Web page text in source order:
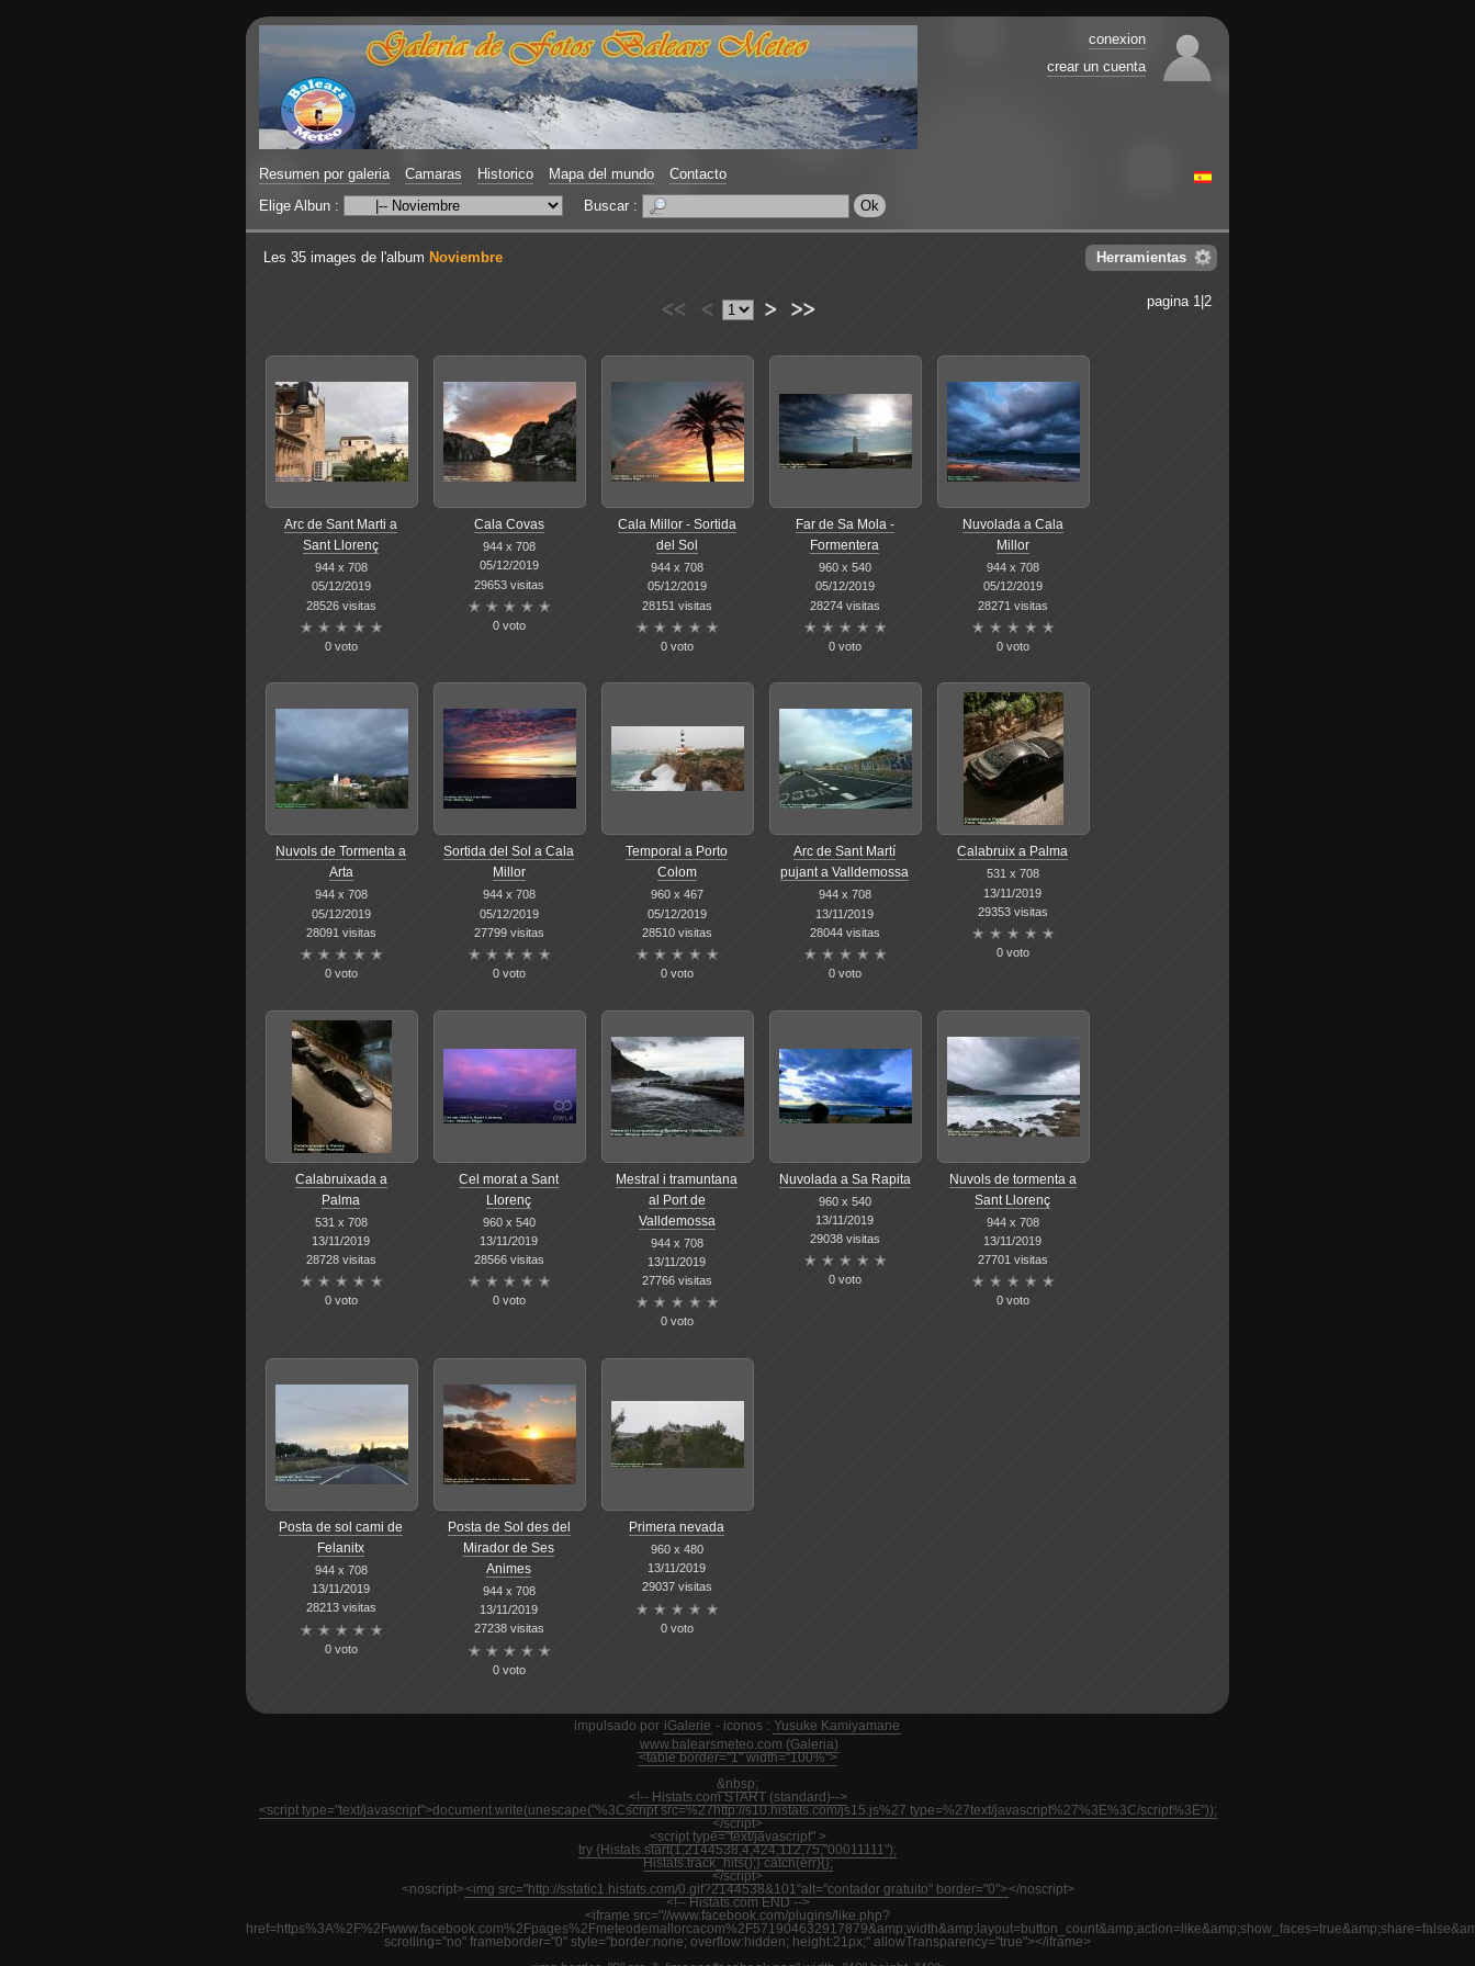
conexion
crear un cuenta
Resumen por galeria Camaras Historico Mapa del mundo
Contacto
Elige Albun :
Buscar :
Herramientas
Les 35 images de l'album Noviembre
pagina 1|2
<< < > >>
Arc de Sant Marti a
Sant Llorenç
944 x 708
05/12/2019
28526 visitas
0 voto
Cala Covas
944 x 708
05/12/2019
29653 visitas
0 voto
Cala Millor - Sortida
del Sol
944 x 708
05/12/2019
28151 visitas
0 voto
Far de Sa Mola -
Formentera
960 x 540
05/12/2019
28274 visitas
0 voto
Nuvolada a Cala
Millor
944 x 708
05/12/2019
28271 visitas
0 voto
Nuvols de Tormenta a
Arta
944 x 708
05/12/2019
28091 visitas
0 voto
Sortida del Sol a Cala
Millor
944 x 708
05/12/2019
27799 visitas
0 voto
Temporal a Porto
Colom
960 x 467
05/12/2019
28510 visitas
0 voto
Arc de Sant Martí
pujant a Valldemossa
944 x 708
13/11/2019
28044 visitas
0 voto
Calabruix a Palma
531 x 708
13/11/2019
29353 visitas
0 voto
Calabruixada a
Palma
531 x 708
13/11/2019
28728 visitas
0 voto
Cel morat a Sant
Llorenç
960 x 540
13/11/2019
28566 visitas
0 voto
Mestral i tramuntana
al Port de
Valldemossa
944 x 708
13/11/2019
27766 visitas
0 voto
Nuvolada a Sa Rapita
960 x 540
13/11/2019
29038 visitas
0 voto
Nuvols de tormenta a
Sant Llorenç
944 x 708
13/11/2019
27701 visitas
0 voto
Posta de sol cami de
Felanitx
944 x 708
13/11/2019
28213 visitas
0 voto
Posta de Sol des del
Mirador de Ses
Animes
944 x 708
13/11/2019
27238 visitas
0 voto
Primera nevada
960 x 480
13/11/2019
29037 visitas
0 voto
impulsado por iGalerie - iconos : Yusuke Kamiyamane
www.balearsmeteo.com (Galeria)
<table border="1" width="100%">
&nbsp;
<!-- Histats.com START (standard)-->
<script type="text/javascript">document.write(unescape("%3Cscript src=%27http://s10.histats.com/js15.js%27 type=%27text/javascript%27%3E%3C/script%3E"));
</script>
<script type="text/javascript" >
try {Histats.start(1,2144538,4,424,112,75,"00011111");
Histats.track_hits();} catch(err){};
</script>
<noscript><img src="http://sstatic1.histats.com/0.gif?2144538&101"alt="contador gratuito" border="0"></noscript>
<!-- Histats.com END -->
<iframe src="//www.facebook.com/plugins/like.php?
scrolling="no" frameborder="0" style="border:none; overflow:hidden; height:21px;" allowTransparency="true"></iframe>